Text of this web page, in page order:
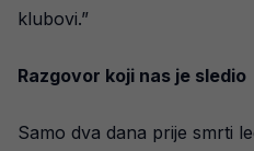
klubovi.”
Razgovor koji nas je sledio
Samo dva dana prije smrti